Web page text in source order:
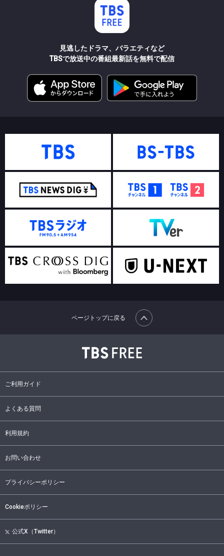
見逃したドラマ、バラエティなど
TBSで放送中の番組最新話を無料で配信
ご利用ガイド
よくある質問
利用規約
お問い合わせ
プライバシーポリシー
Cookieポリシー
公式X（Twitter）
ページトップに戻る